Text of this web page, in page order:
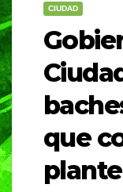
CIUDAD
que